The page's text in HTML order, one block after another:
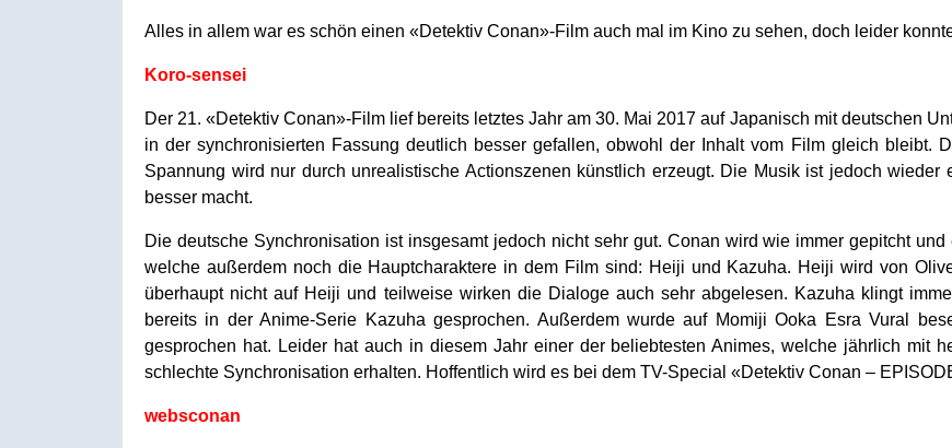
Alles in allem war es schön einen «Detektiv Conan»-Film auch mal im Kino zu sehen, doch leider
Koro-sensei
Der 21. «Detektiv Conan»-Film lief bereits letztes Jahr am 30. Mai 2017 auf Japanisch mit deutschen
in der synchronisierten Fassung deutlich besser gefallen, obwohl der Inhalt vom Film gleich bleibt.
Spannung wird nur durch unrealistische Actionszenen künstlich erzeugt. Die Musik ist jedoch
besser macht.
Die deutsche Synchronisation ist insgesamt jedoch nicht sehr gut. Conan wird wie immer gepitcht
welche außerdem noch die Hauptcharaktere in dem Film sind: Heiji und Kazuha. Heiji wird von
überhaupt nicht auf Heiji und teilweise wirken die Dialoge auch sehr abgelesen. Kazuha klingt
bereits in der Anime-Serie Kazuha gesprochen. Außerdem wurde auf Momiji Ooka Esra Vural
gesprochen hat. Leider hat auch in diesem Jahr einer der beliebtesten Animes, welche jährlich mit
schlechte Synchronisation erhalten. Hoffentlich wird es bei dem TV-Special «Detektiv Conan –
websconan